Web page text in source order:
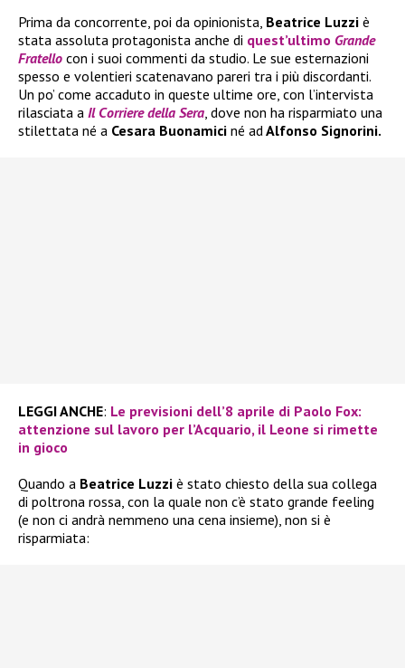
Prima da concorrente, poi da opinionista, Beatrice Luzzi è
stata assoluta protagonista anche di quest’ultimo Grande
Fratello con i suoi commenti da studio. Le sue esternazioni
spesso e volentieri scatenavano pareri tra i più discordanti.
Un po’ come accaduto in queste ultime ore, con l’intervista
rilasciata a Il Corriere della Sera, dove non ha risparmiato una
stilettata né a Cesara Buonamici né adAlfonso Signorini.
LEGGI ANCHE: Le previsioni dell’8 aprile di Paolo Fox:
attenzione sul lavoro per l’Acquario, il Leone si rimette
in gioco
Quando a Beatrice Luzzi è stato chiesto della sua collega
di poltrona rossa, con la quale non c’è stato grande feeling
(e non ci andrà nemmeno una cena insieme), non si è
risparmiata: